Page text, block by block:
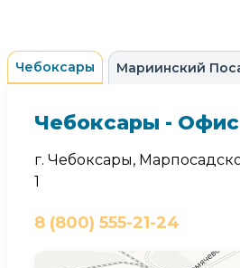
Чебоксары Мариинский
Чебоксары -
г. Чебоксары,
1
8 (800) 555-21-24